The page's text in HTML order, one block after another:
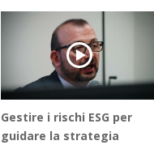
Gestire i rischi ESG per
guidare la strategia